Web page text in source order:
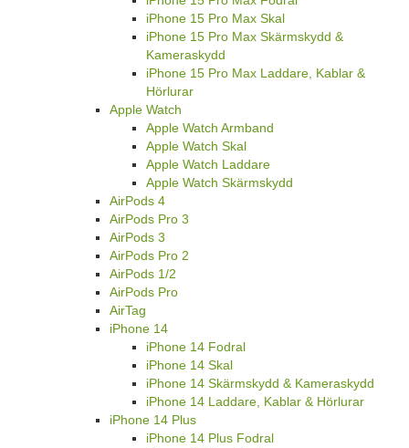
iPhone 15 Pro Max Skal
iPhone 15 Pro Max Skärmskydd &
Kameraskydd
iPhone 15 Pro Max Laddare, Kablar &
Hörlurar
Apple Watch
Apple Watch Armband
Apple Watch Skal
Apple Watch Laddare
Apple Watch Skärmskydd
AirPods 4
AirPods Pro 3
AirPods 3
AirPods Pro 2
AirPods 1/2
AirPods Pro
AirTag
iPhone 14
iPhone 14 Fodral
iPhone 14 Skal
iPhone 14 Skärmskydd & Kameraskydd
iPhone 14 Laddare, Kablar & Hörlurar
iPhone 14 Plus
iPhone 14 Plus Fodral